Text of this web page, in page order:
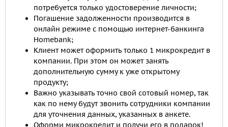
потребуется только удостоверение личности;
Погашение задолженности производится в
онлайн режиме с помощью интернет-банкинга
Homebank;
Клиент может оформить только 1 микрокредит в
компании. При этом он может занять
дополнительную сумму к уже открытому
продукту;
Важно указывать точно свой сотовый номер, так
как по нему будут звонить сотрудники компании
для уточнения данных, указанных в анкете.
Оформи микрокредит и получи его в подарок!